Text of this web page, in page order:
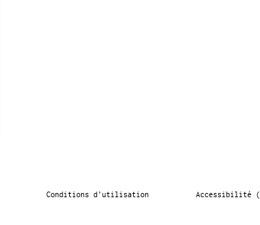
Conditions d’utilisation Accessibilité